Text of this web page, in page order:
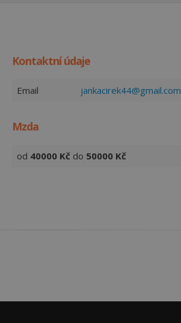
Kontaktní údaje
Email jankacirek44@gmail.com
Mzda
od 40000 Kč do 50000 Kč